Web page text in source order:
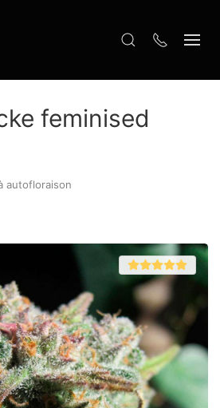
feminised
autofloraison